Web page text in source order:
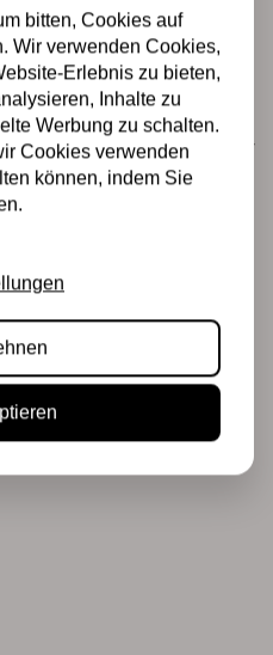
bitten, Cookies auf
Wir verwenden Cookies,
Erlebnis zu bieten,
Inhalte zu
Werbung zu schalten.
Cookies verwenden
können, indem Sie